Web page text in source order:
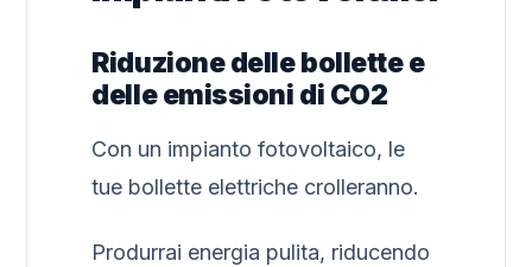
Riduzione delle bollette e
delle emissioni di CO2
Con un impianto fotovoltaico, le
tue bollette elettriche crolleranno.
Produrrai energia pulita, riducendo